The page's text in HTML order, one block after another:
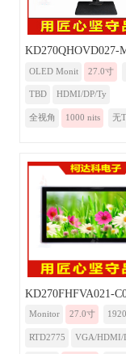
KD270QHOVD027-
OLED Monit 27.0寸
TBD HDMI/DP/Ty
全视角 1000 nits 无
KD270FHFVA021-
Monitor 27.0寸
RTD2775 VGA/HDMI/